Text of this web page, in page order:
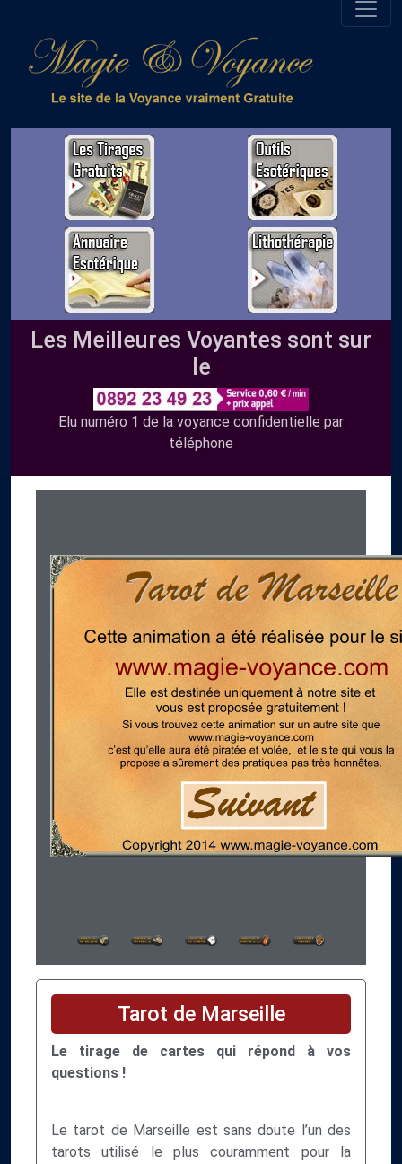
Les Meilleures Voyantes sont sur
le
Elu numéro 1 de la voyance confidentielle par
téléphone
Tarot de Marseille
Le tirage de cartes qui répond à vos
questions !
Le tarot de Marseille est sans doute l’un des
tarots utilisé le plus couramment pour la